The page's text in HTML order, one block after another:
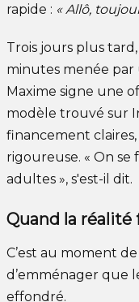
rapide : « Allô,
Trois jours plus
minutes menée par
Maxime signe une
modèle trouvé sur
financement
rigoureuse. « On se
adultes », s'est-il dit.
Quand la réalité
C’est au moment
d’emménager que
effondré.